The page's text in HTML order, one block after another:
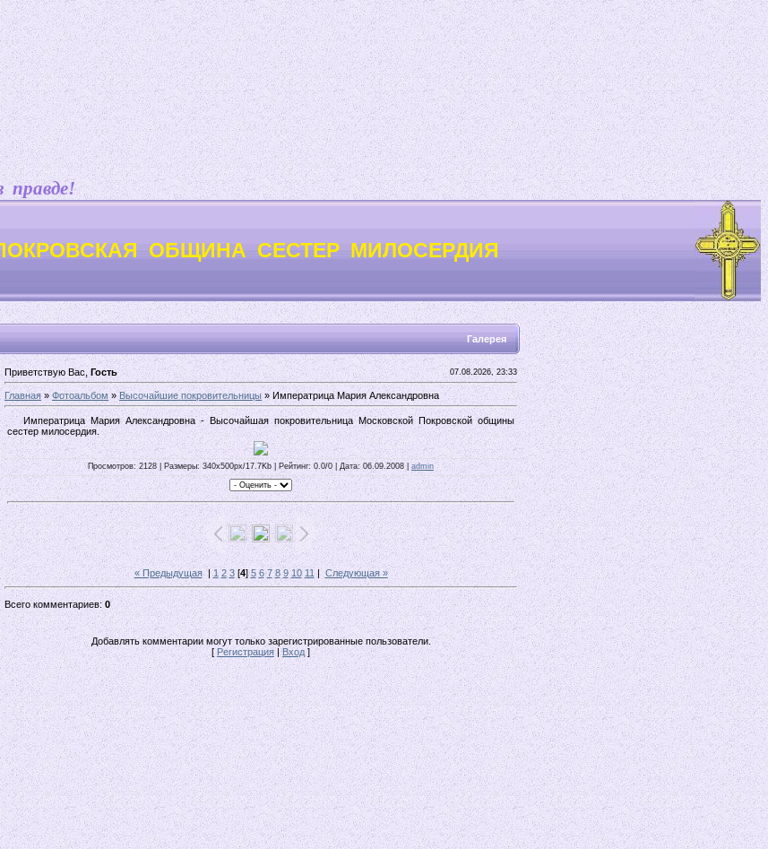
ОБЩИНА СЕСТЕР МИЛОСЕРДИЯ
Галерея
Приветствую Вас, Гость 07.08.2026, 23:33
Главная» Фотоальбом »Высочайшие покровительницы» Императрица Мария Александровна
Императрица Мария Александровна - Высочайшая покровительница Московской Покровской общины
сестер милосердия.
Просмотров: 2128 | Размеры: 340x500px/17.7Kb | Рейтинг: 0.0/0 | Дата: 06.09.2008 | admin
« Предыдущая|1 2 3[4]5 6 7 8 9 10 11 | Следующая »
Всего комментариев:0
Добавлять комментарии могут только зарегистрированные пользователи.
[Регистрация|Вход]